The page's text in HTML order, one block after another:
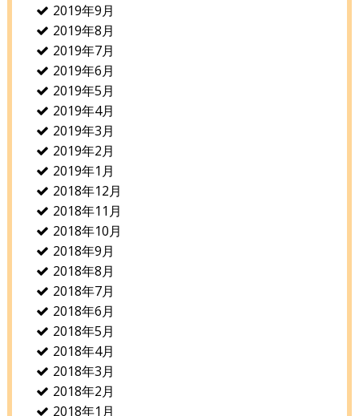
2019年9月
2019年8月
2019年7月
2019年6月
2019年5月
2019年4月
2019年3月
2019年2月
2019年1月
2018年12月
2018年11月
2018年10月
2018年9月
2018年8月
2018年7月
2018年6月
2018年5月
2018年4月
2018年3月
2018年2月
2018年1月